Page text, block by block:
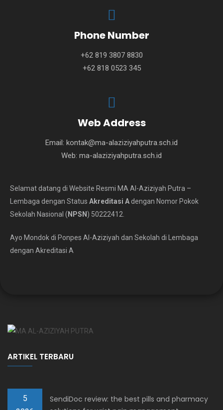
Phone Number
+62 819 3807 8830
+62 818 0523 345
Web Address
Email: kontak@ma-alaziziyahputra.sch.id
Web: ma-alaziziyahputra.sch.id
Selamat datang di Website Resmi MA Al-Aziziyah Putra –
Lembaga dengan Status Akreditasi A dengan Nomor Pokok
Sekolah Nasional ( NPSN ) 50222412.
Ayo Mondok di Ponpes Al-Aziziyah dan Sekolah di Lembaga
dengan Akreditasi A
ARTIKEL TERBARU
5
SendiDoc review: the best pills and pharmacy